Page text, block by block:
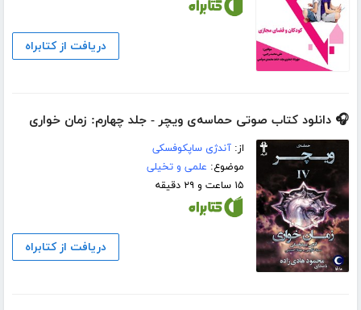
دریافت از کتابراه
🎧 دانلود کتاب صوتی حماسه‌ی ویچر - جلد چهارم: زمان خواری
از:آندژی ساپکوفسکی
موضوع: علمی و تخیلی
۱۵ ساعت و ۲۹ دقیقه
دریافت از کتابراه